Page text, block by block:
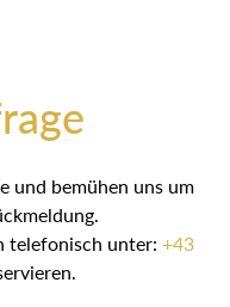
und bemühen uns um
telefonisch unter: +43